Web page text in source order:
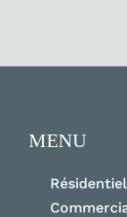
MENU
Résidentiel